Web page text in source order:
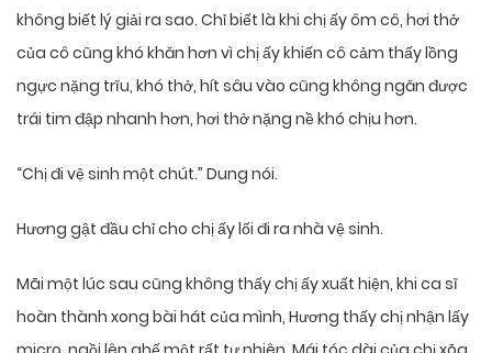
không biết lý giải ra sao. Chỉ biết là khi chị ấy ôm cô, hơi thở
của cô cũng khó khăn hơn vì chị ấy khiến cô cảm thấy lồng
ngực nặng trĩu, khó thở, hít sâu vào cũng không ngăn được
trái tim đập nhanh hơn, hơi thở nặng nề khó chịu hơn.
“Chị đi vệ sinh một chút.” Dung nói.
Hương gật đầu chỉ cho chị ấy lối đi ra nhà vệ sinh.
Mãi một lúc sau cũng không thấy chị ấy xuất hiện, khi ca sĩ
hoàn thành xong bài hát của mình, Hương thấy chị nhận lấy